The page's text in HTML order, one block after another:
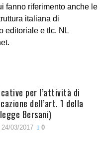
fanno riferimento anche le
italiana di
editoriale e tlc. NL
per l’attività di
dell’art. 1 della
Bersani)
24/03/2017 0